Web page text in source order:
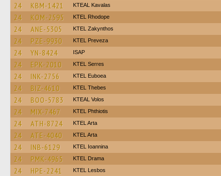
24 KBM-1421 KTEAL Kavalas
24 KOM-2595 KTEL Rhodope
24 ANE-5305 KTEL Zakynthos
24 PZE-9930 KTEL Preveza
24 YN-8424 ISAP
24 EPK-2010 KTEL Serres
24 INK-2756 ΚΤΕL Euboea
24 BIZ-4610 KTEL Thebes
24 BOO-5783 KTEAL Volos
24 MIX-7467 ΚΤΕL Phthiotis
24 ATH-8724 KTEL Arta
24 ATE-4040 KTEL Arta
24 INB-6129 KTEL Ioannina
24 PMK-4965 KTEL Drama
24 HPE-2241 KTEL Lesbos